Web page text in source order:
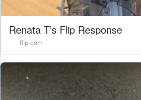
Renata T’s Flip Response
flip.com